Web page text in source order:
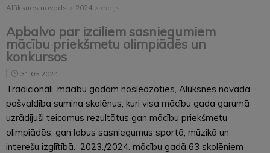
Alūksnes novads > 2024 > maijs
Apbalvo par izciliem sasniegumiem
mācību priekšmetu olimpiādēs un
konkursos
31.05.2024
Tradicionāli, mācību gadam noslēdzoties, Alūksnes novada
pašvaldība sumina skolēnus, kuri visa mācību gada garumā
uzrādījuši teicamus rezultātus gan mācību priekšmetu
olimpiādēs, gan labus sasniegumus sportā, mūzikā un
interešu izglītībā. 2023./2024. mācību gadā 63 skolēniem